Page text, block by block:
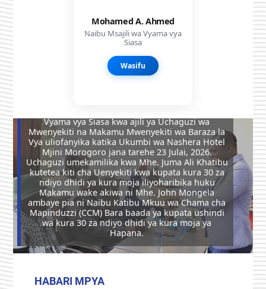
Mohamed A. Ahmed
Naibu Msajili wa Vyama vya
Siasa
Wasifu
Previous Next
Vyama vya Siasa kwa ajili ya Uchaguzi wa
Mwenyekiti na Makamu Mwenyekiti wa Baraza la
Vya uliofanyika katika Ukumbi wa Nashera Hotel
Mjini Morogoro jana tarehe 23 Julai, 2026.
Uchaguzi umekamilika kwa Mhe. Juma Ali Khatibu
kutetea kiti cha Uenyekiti kwa kupata kura 30 za
ndiyo dhidi ya kura moja iliyoharibika huku
Makamu wake akiwa ni Mhe. John Mongela
ambaye pia ni Naibu Katibu Mkuu wa Chama cha
Mapinduzzi (CCM) Bara baada ya kupata ushindi
wa kura 30 za ndiyo dhidi ya kura moja ya
Hapana.
HABARI MPYA